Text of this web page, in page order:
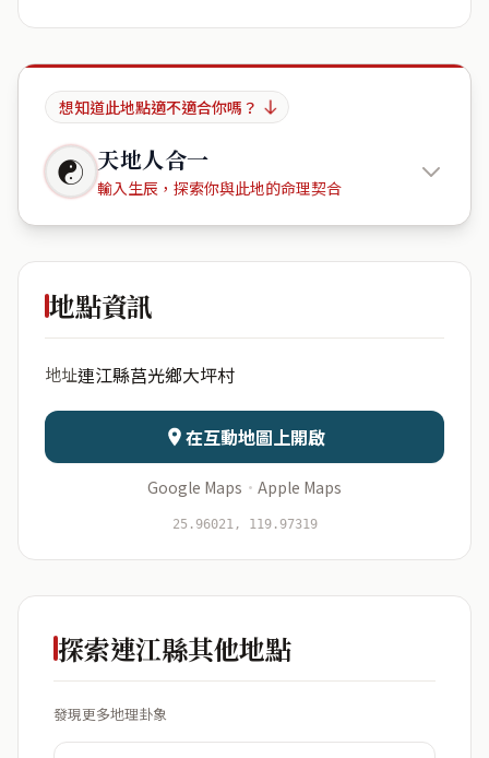
想知道此地點適不適合你嗎？
☯ 天地人合一
輸入生辰，探索你與此地的命理契合
連江縣莒
日期 出生時辰
資料僅用於即時分析，不會儲存於伺服器
地點資訊
地址連江縣莒光鄉大坪村
在互動地圖上開啟
Google Maps · Apple Maps
25.96021, 119.97319
探索連江縣其他地點
發現更多地理卦象